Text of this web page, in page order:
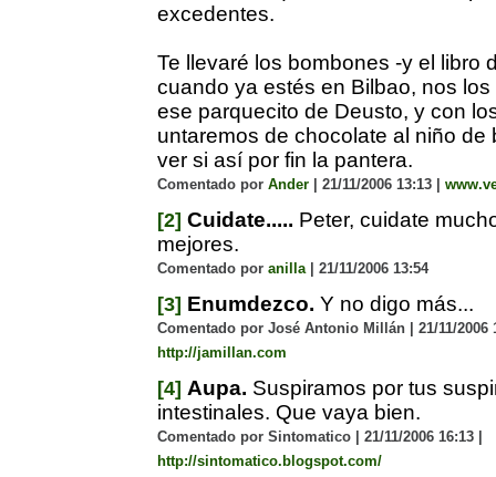
excedentes.
Te llevaré los bombones -y el libro
cuando ya estés en Bilbao, nos
ese parquecito de Deusto, y con
untaremos de chocolate al niño de
ver si así por fin la pantera.
Comentado por Ander | 21/11/2006 13:13 |
[2] Cuidate..... Peter, cuidate
mejores.
Comentado por anilla| 21/11/2006 13:54
[3] Enumdezco. Y no digo más...
Comentado por José Antonio Millán | 21/11/2006
http://jamillan.com
[4] Aupa. Suspiramos por tus
intestinales. Que vaya bien.
Comentado por Sintomatico | 21/11/2006 16:13 |
http://sintomatico.blogspot.com/